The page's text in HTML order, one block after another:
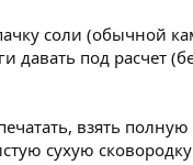
соли (обычной
давать под расчет
взять полную
сухую